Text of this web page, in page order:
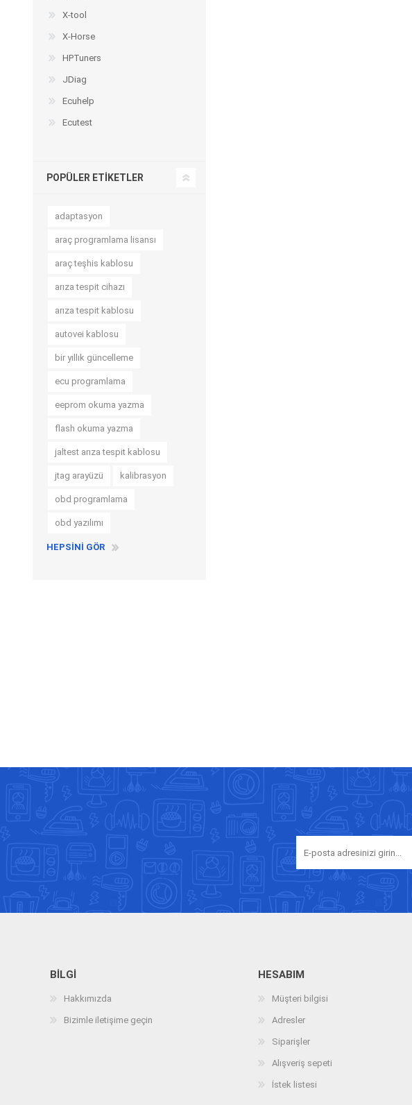
X-tool
X-Horse
HPTuners
JDiag
Ecuhelp
Ecutest
POPÜLER ETIKETLER
adaptasyon
araç programlama lisansı
araç teşhis kablosu
arıza tespit cihazı
arıza tespit kablosu
autovei kablosu
bir yıllık güncelleme
ecu programlama
eeprom okuma yazma
flash okuma yazma
jaltest arıza tespit kablosu
jtag arayüzü kalibrasyon
obd programlama
obd yazılımı
HEPSINI GÖR
BILGI
Hakkımızda
Bizimle iletişime geçin
HESABIM
Müşteri bilgisi
Adresler
Siparişler
Alışveriş sepeti
İstek listesi